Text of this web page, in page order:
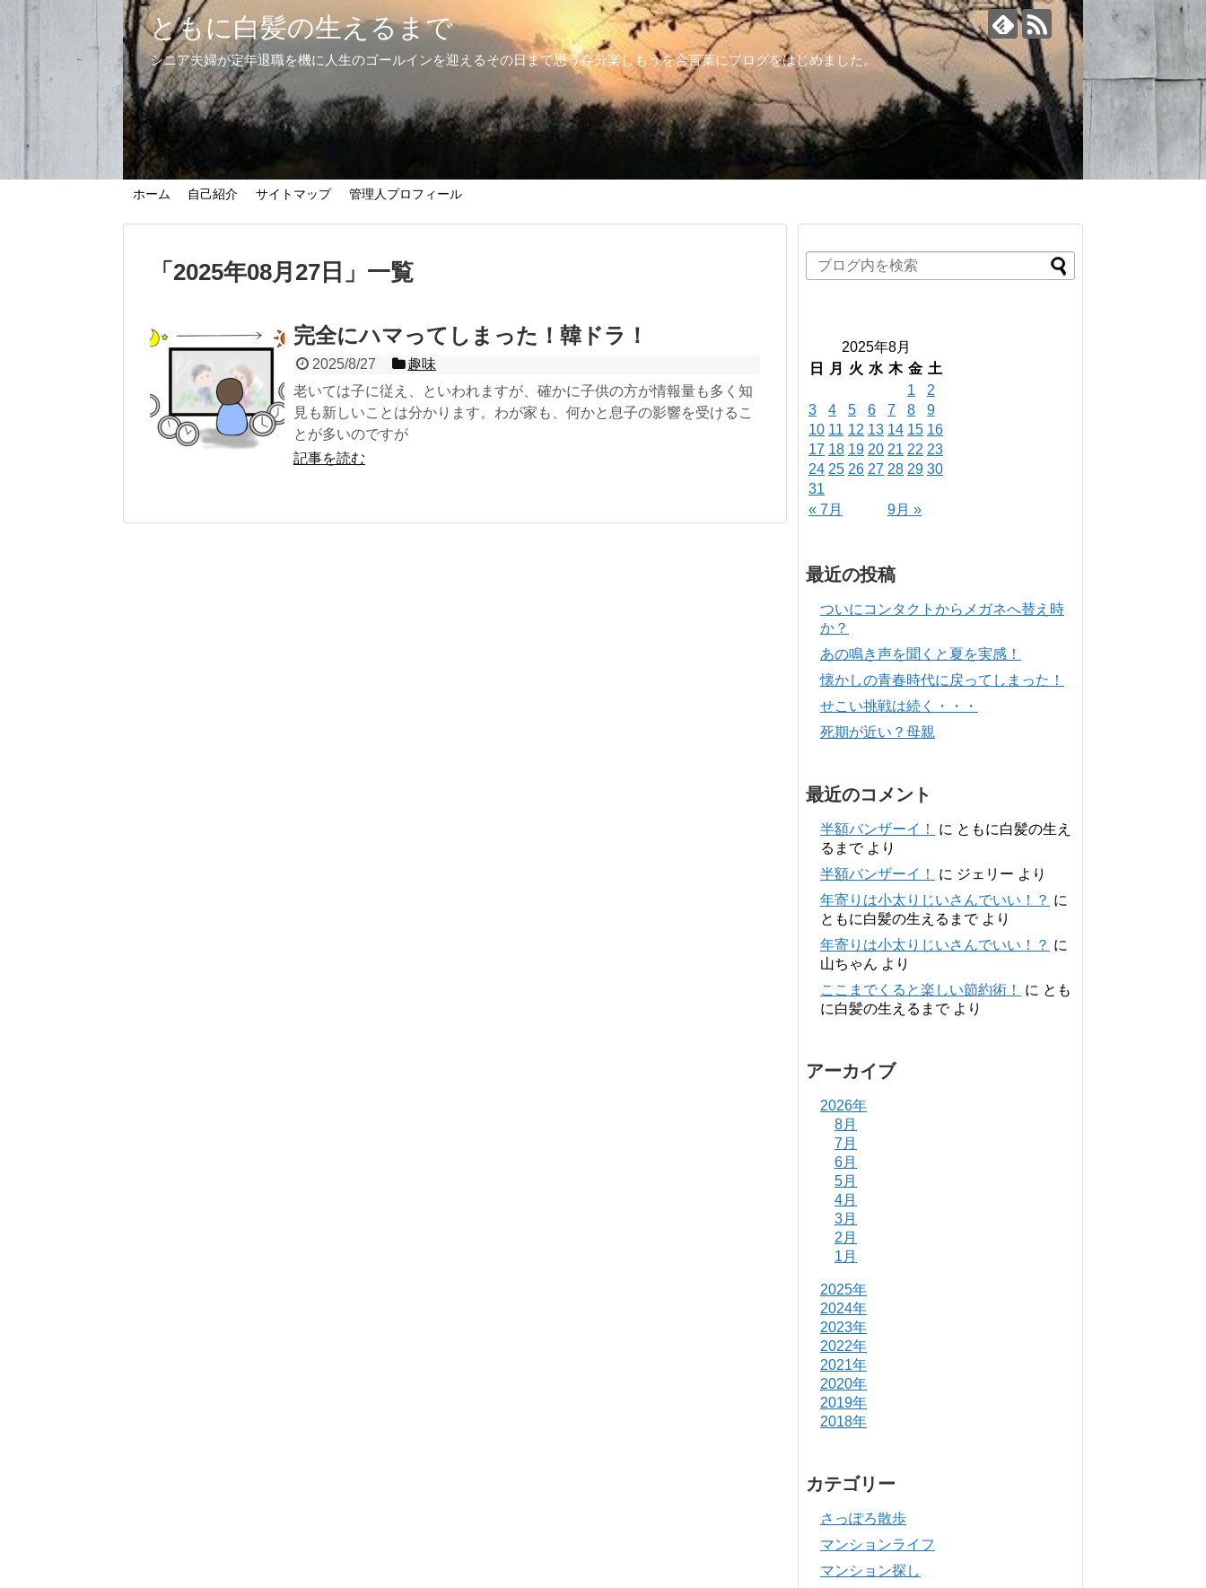
ともに白髪の生えるまで
シニア夫婦が定年退職を機に人生のゴールインを迎えるその日まで思う存分楽しもうを合言葉にブログをはじめました。
ホーム 自己紹介 サイトマップ 管理人プロフィール
「 2025年08月27日 」 一覧
完全にハマってしまった！韓ドラ！
2025/8/27
趣味
老いては子に従え、といわれますが、確かに子供の方が情報量も多く知
見も新しいことは分かります。わが家も、何かと息子の影響を受けるこ
とが多いのですが
記事を読む
2025年8月
日
月 火 水 木 金 土
« 7月 9月 »
1
2
3
4 5 6 7 8
9
10 11 12 13 14 15 16
17 18 19 20 21 22 23
24 25 26 27 28 29 30
31
最近の投稿
ついにコンタクトからメガネへ替え時
か？
あの鳴き声を聞くと夏を実感！
懐かしの青春時代に戻ってしまった！
せこい挑戦は続く・・・
死期が近い？母親
最近のコメント
半額バンザーイ！ に ともに白髪の生え
るまでより
半額バンザーイ！
に ジェリー より
年寄りは小太りじいさんでいい！？ に
ともに白髪の生えるまでより
年寄りは小太りじいさんでいい！？ に
山ちゃん より
ここまでくると楽しい節約術！
に とも
に白髪の生えるまでより
アーカイブ
2026年
8月
7月
6月
5月
4月
3月
2月
1月
2025年
2024年
2023年
2022年
2021年
2020年
2019年
2018年
カテゴリー
さっぽろ散歩
マンションライフ
マンション探し